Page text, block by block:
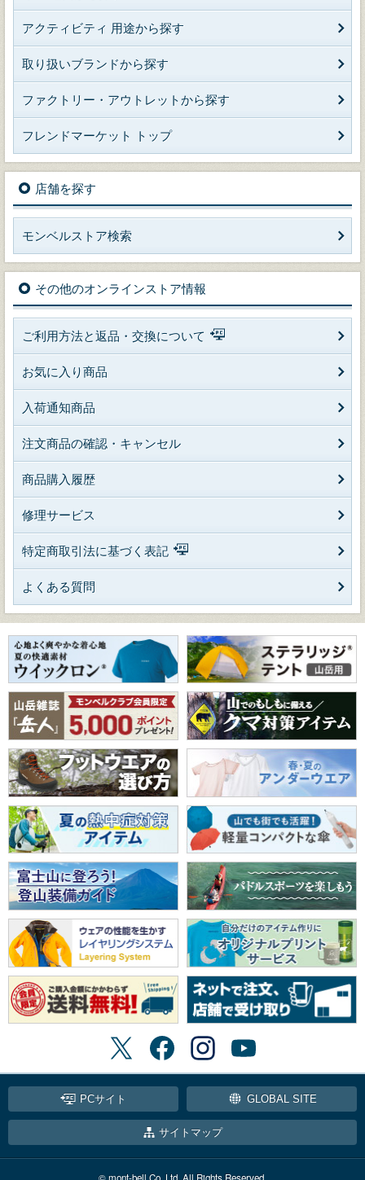
アクティビティ 用途から探す
取り扱いブランドから探す
ファクトリー・アウトレットから探す
フレンドマーケット トップ
店舗を探す
モンベルストア検索
その他のオンラインストア情報
ご利用方法と返品・交換について
お気に入り商品
入荷通知商品
注文商品の確認・キャンセル
商品購入履歴
修理サービス
特定商取引法に基づく表記
よくある質問
PCサイト GLOBAL SITE
サイトマップ